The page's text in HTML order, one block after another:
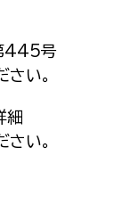
445号
さい。
細
さい。